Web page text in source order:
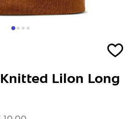
Lilon Long